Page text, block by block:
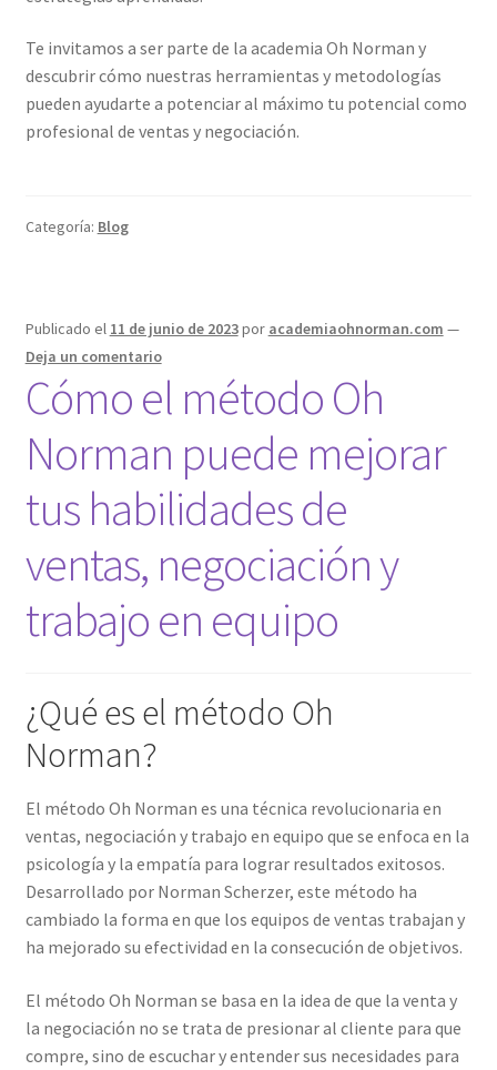
Te invitamos a ser parte de la academia Oh Norman y
descubrir cómo nuestras herramientas y metodologías
pueden ayudarte a potenciar al máximo tu potencial como
profesional de ventas y negociación.
Categoría: Blog
Publicado el 11 de junio de 2023por academiaohnorman.com —
Deja un comentario
Cómo el método Oh
Norman puede mejorar
tus habilidades de
ventas, negociación y
trabajo en equipo
¿Qué es el método Oh
Norman?
El método Oh Norman es una técnica revolucionaria en
ventas, negociación y trabajo en equipo que se enfoca en la
psicología y la empatía para lograr resultados exitosos.
Desarrollado por Norman Scherzer, este método ha
cambiado la forma en que los equipos de ventas trabajan y
ha mejorado su efectividad en la consecución de objetivos.
El método Oh Norman se basa en la idea de que la venta y
la negociación no se trata de presionar al cliente para que
compre, sino de escuchar y entender sus necesidades para